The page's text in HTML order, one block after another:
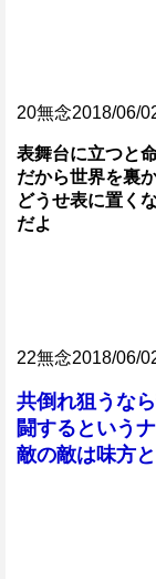
20無念2018/06/
表舞台に立つと
だから世界を裏
どうせ表に置く
だよ
22無念2018/06/
共倒れ狙うな
闘するという
敵の敵は味方